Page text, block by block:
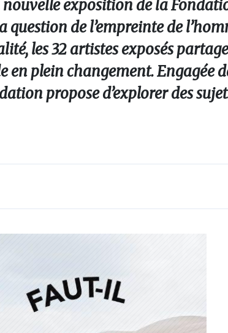
exposition de la
question de l’empreinte de
les 32 artistes exposés
en plein changement. Engagée
propose d’explorer des